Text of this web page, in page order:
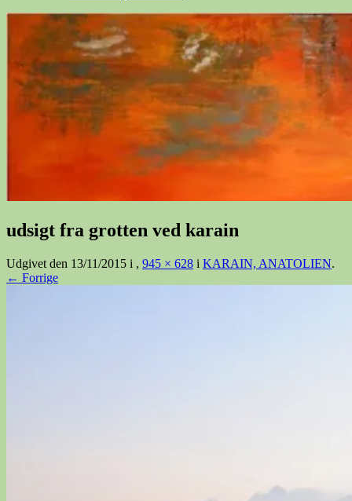
udsigt fra grotten ved karain
Udgivet den 13/11/2015 i , 945 × 628 i KARAIN, ANATOLIEN.
← Forrige